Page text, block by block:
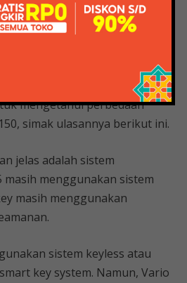
150 Lama Dan Baru!
yang bisa dilihat antara
mengetahui perbedaan
simak ulasannya berikut ini.
jelas adalah sistem
masih menggunakan sistem
masih menggunakan
sistem keyless atau
key system. Namun, Vario